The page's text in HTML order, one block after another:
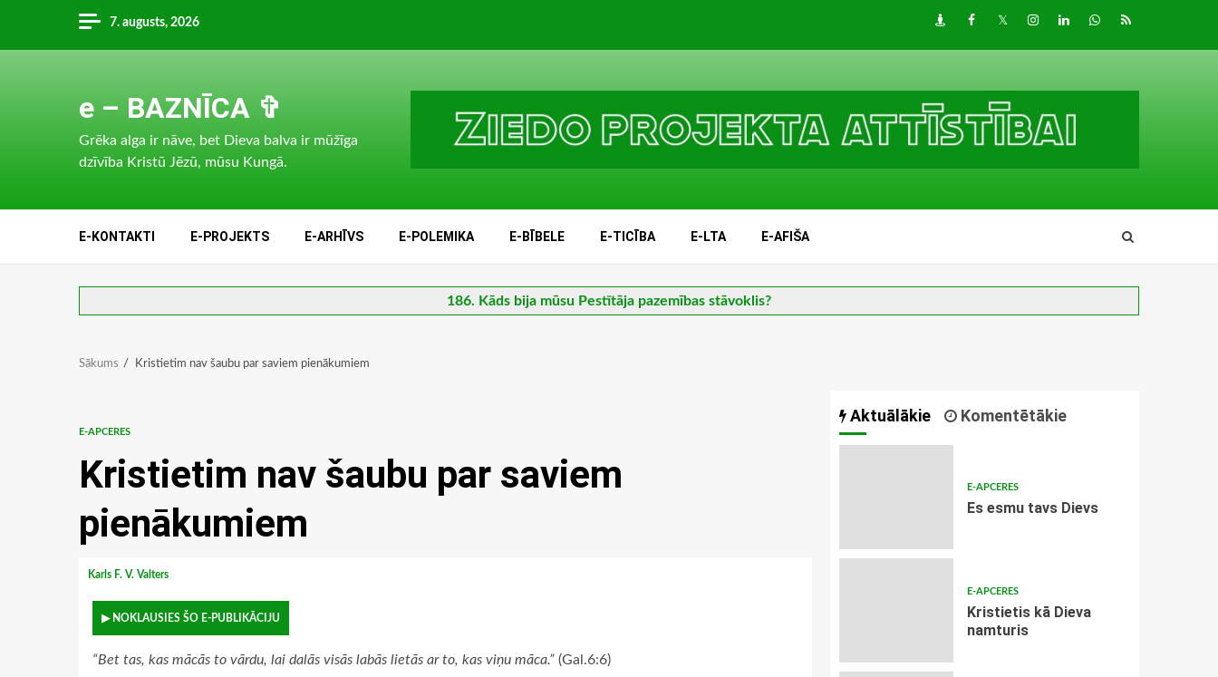
content
7. augusts, 2026 DraugiemFacebook
TwitterInstagram
LinkedInwhatsapp
RSS
e – BAZNĪCA ✞
Grēka alga ir nāve, bet Dieva balva ir mūžīga
dzīvība Kristū Jēzū, mūsu Kungā.
E-KONTAKTI E-PROJEKTS E-ARHĪVS E-POLEMIKA E-BĪBELE E-TICĪBA E-LTA E-AFIŠA
186. Kāds bija mūsu Pestītāja pazemības stāvoklis?
Sākums Kristietim nav šaubu par saviem pienākumiem
E-APCERES
Kristietim nav šaubu par saviem
pienākumiem
Karls F. V. Valters
▶ NOKLAUSIES ŠO E-PUBLIKĀCIJU
“Bet tas, kas mācās to vārdu, lai dalās visās labās lietās ar to, kas viņu māca.” (Gal.6:6)
Aktuālākie Komentētākie
E-APCERES
Es esmu tavs Dievs
E-APCERES
Kristietis kā Dieva
namturis